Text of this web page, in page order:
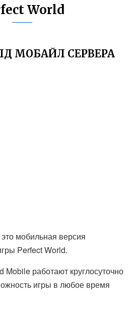
World
МОБАЙЛ СЕРВЕРА
мобильная версия
Perfect World.
работают круглосуточно
игры в любое время